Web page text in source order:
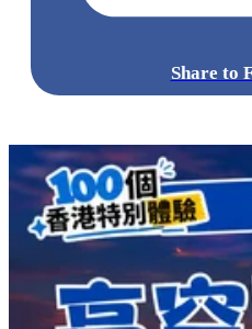
標籤: Hong Kong香港葵廣美
燒